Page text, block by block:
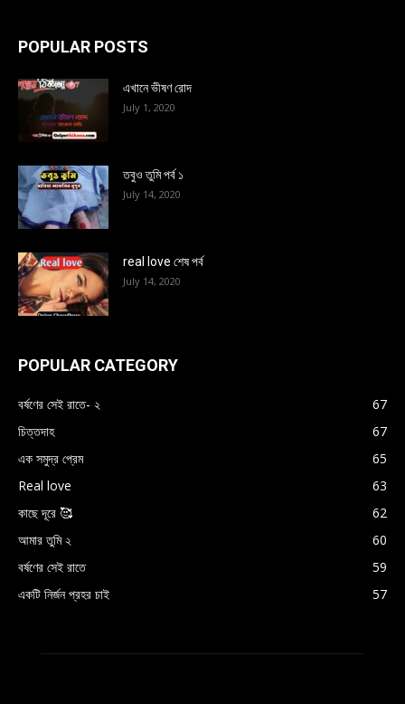
POPULAR POSTS
এখানে ভীষণ রোদ
July 1, 2020
তবুও তুমি পর্ব ১
July 14, 2020
real love শেষ পর্ব
July 14, 2020
POPULAR CATEGORY
বর্ষণের সেই রাতে- ২
67
চিত্তদাহ
67
এক সমুদ্র প্রেম
65
Real love
63
কাছে দূরে 🥰
62
আমার তুমি ২
60
বর্ষণের সেই রাতে
59
একটি নির্জন প্রহর চাই
57